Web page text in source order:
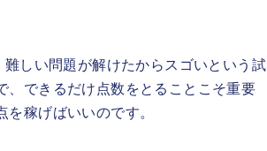
しい問題が解けたからスゴいという試
できるだけ点数をとることこそ重要
稼げばいいのです。